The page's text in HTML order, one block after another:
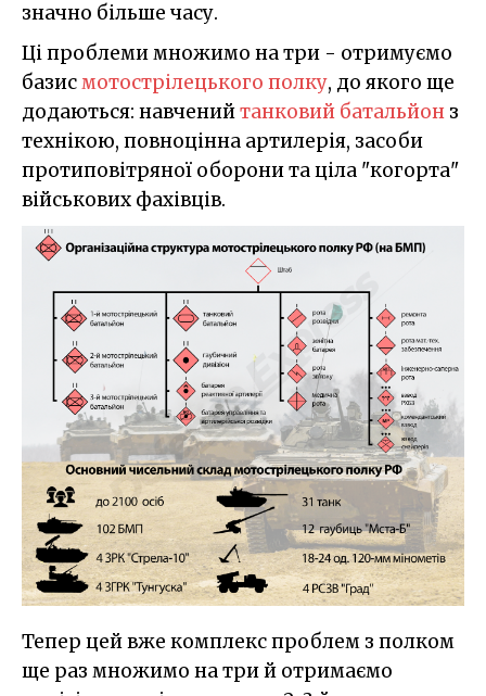
значно більше часу.
Ці проблеми множимо на три - отримуємо
базисмотострілецького полку, до якого ще
додаються: навченийтанковий батальйон з
технікою, повноцінна артилерія, засоби
протиповітряної оборони та ціла "когорта"
військових фахівців.
Тепер цей вже комплекс проблем з полком
ще раз множимо на три й отримаємо